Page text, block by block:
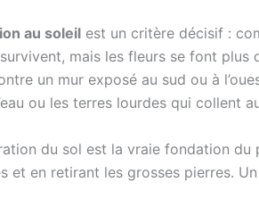
au soleil est un critère décisif :
mais les fleurs se font
un mur exposé au sud ou à
ou les terres lourdes qui collent
du sol est la vraie fondation du
et en retirant les grosses pierres.